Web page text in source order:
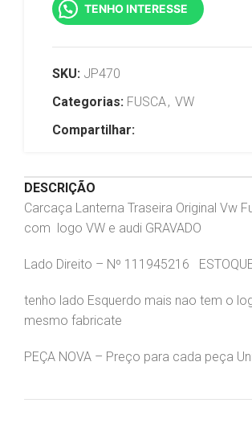
TENHO INTERESSE
SKU: JP470
Categorias: FUSCA, VW
Compartilhar:
DESCRIÇÃO
Carcaça Lanterna Traseira Original Vw
com logo VW e audi GRAVADO
Lado Direito – Nº 111945216
tenho lado Esquerdo mais nao tem o
mesmo fabricate
PEÇA NOVA – Preço para cada peça